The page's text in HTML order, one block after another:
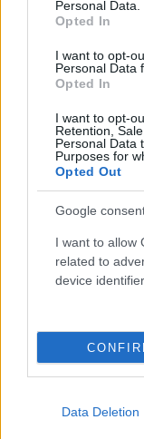
Personal Data.
Opted In
I want to opt-
Personal Data
Opted In
I want to opt-
Retention,
Personal Data
Purposes for
Opted Out
Google
I want to allow
related to
device
Data Deletion
«Νονός της
μπορούμε
08.08.2026